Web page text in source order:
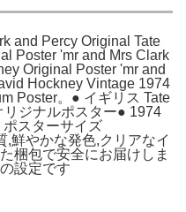
and Percy Original Tate
Poster 'mr and Mrs Clark
Original Poster 'mr and
Hockney Vintage 1974
Poster。● イギリス Tate
ジナルポスター● 1974
スターサイズ
鮮やかな発色,クリアなイ
梱包で安全にお届けしま
設定です